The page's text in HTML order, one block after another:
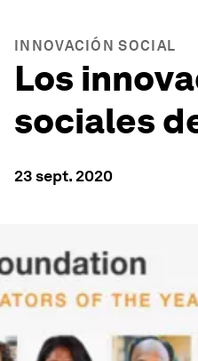
INNOVACIÓN SOCIAL
Los
sociales
23 sept. 2020